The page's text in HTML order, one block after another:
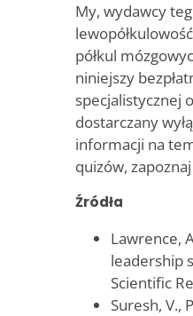
My, wydawcy
półkul
niniejszy
specjalistycznej
dostarczany
informacji na
quizów,
Źródła
Lawrence,
leadership
Scientific
Suresh, V.,